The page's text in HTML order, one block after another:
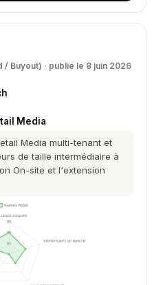
/ Buyout) · publié le 8 juin 2026
Media
Media multi-tenant et
de taille intermédiaire à
On-site et l'extension